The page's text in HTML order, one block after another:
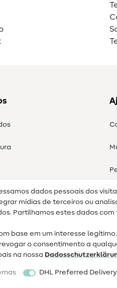
dados pessoais dos
mídias de terceiros ou
Partilhamos estes dados com
base em um interesse
o consentimento a
na nossa
DHL Preferred Delivery